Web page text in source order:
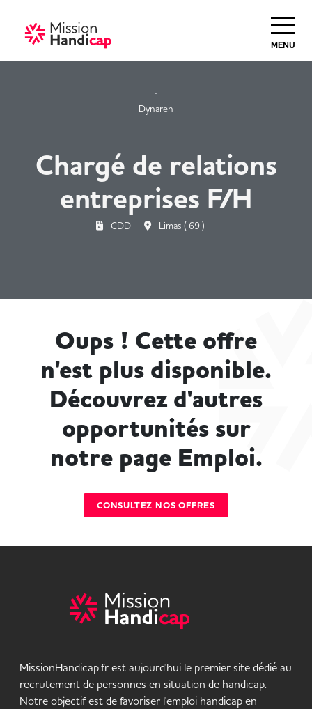
MENU
Dynaren
Chargé de relations
entreprises F/H
CDD Limas ( 69 )
Oups ! Cette offre
n'est plus disponible.
Découvrez d'autres
opportunités sur
notre page Emploi.
CONSULTEZ NOS OFFRES
MissionHandicap.fr est aujourd'hui le premier site dédié au
recrutement de personnes en situation de handicap.
Notre objectif est de favoriser l'emploi handicap en